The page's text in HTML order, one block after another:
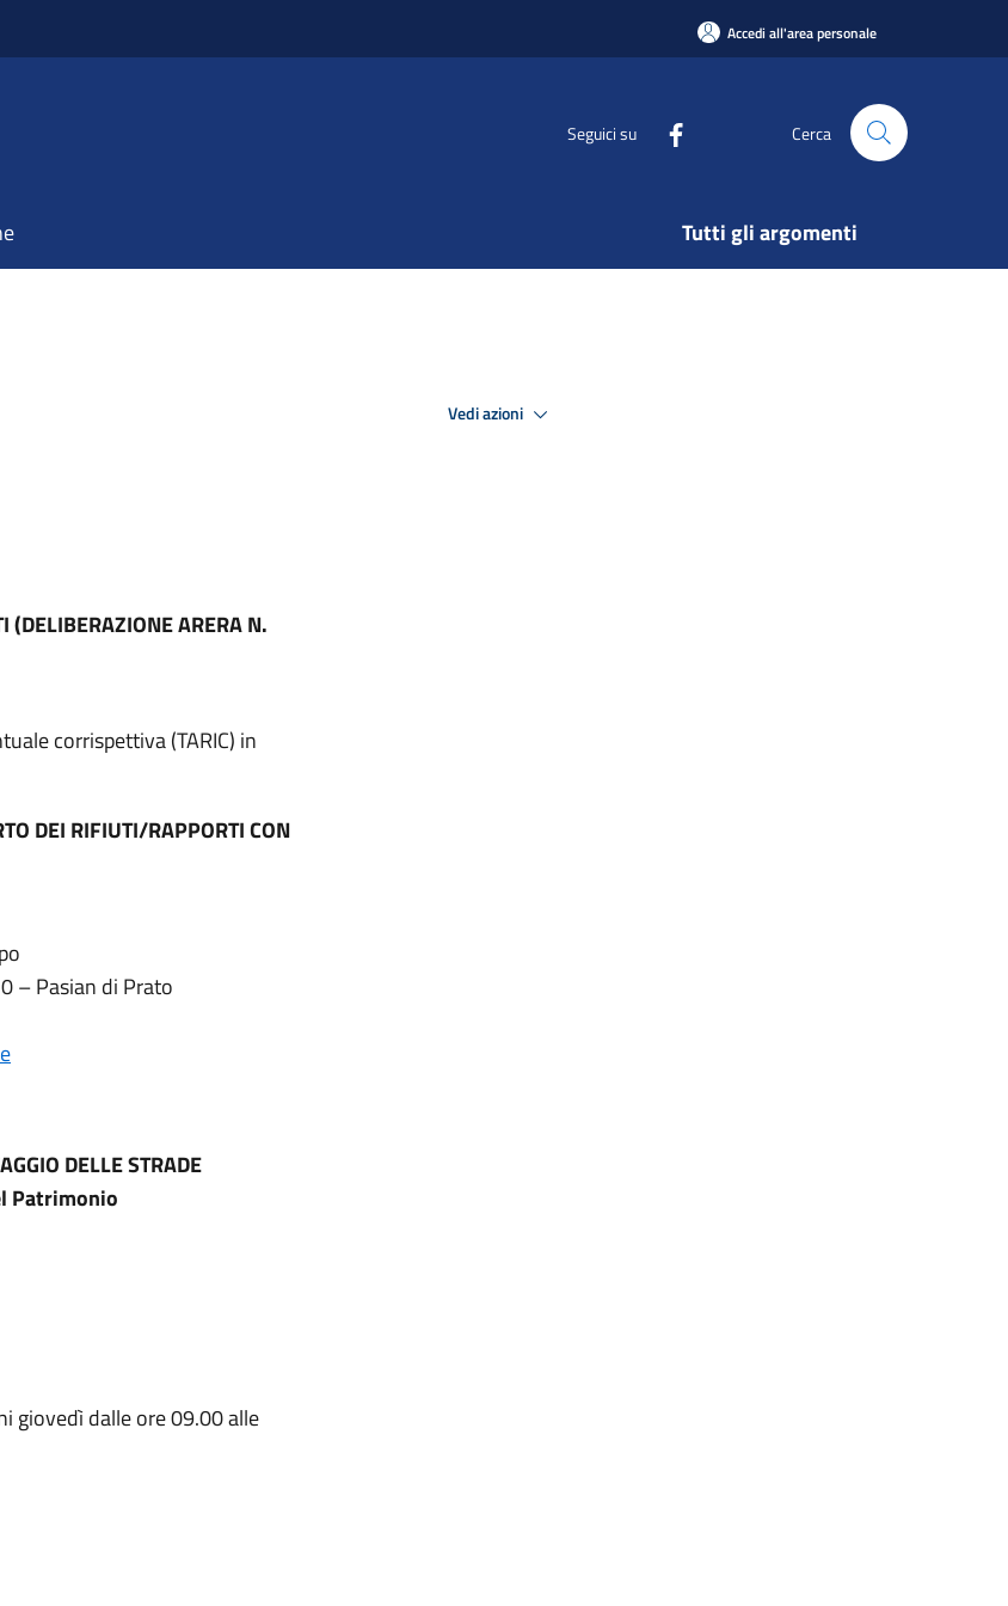
Accedi all'area personale
Seguici su Cerca
Tutti gli argomenti
(DELIBERAZIONE ARERA N.
corrispettiva (TARIC) in
DEI RIFIUTI/RAPPORTI CON
– Pasian di Prato
DELLE STRADE
Patrimonio
giovedì dalle ore 09.00 alle
Vedi azioni